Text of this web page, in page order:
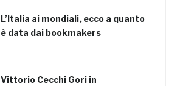
L’Italia ai mondiali, ecco a quanto
è data dai bookmakers
Vittorio Cecchi Gori in